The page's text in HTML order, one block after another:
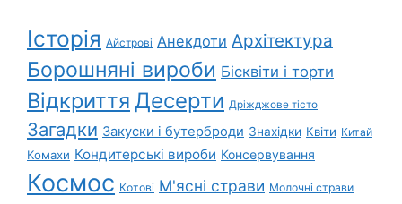
Історія Айстрові Анекдоти Архітектура
Борошняні вироби Бісквіти і торти
Відкриття Десерти Дріжджове тісто
Загадки Закуски і бутерброди Знахідки Квіти Китай
Комахи Кондитерські вироби Консервування
Космос Котові М'ясні страви Молочні страви